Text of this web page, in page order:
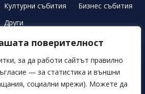
поверителност
за да работи сайтът правилно
— за статистика и външни
социални мрежи). Можете да
Културни събития
Бизнес събития
Други
НОВИНИ ГАЛЕРИЯ
ОБЯВИ ПОРЪЧКИ